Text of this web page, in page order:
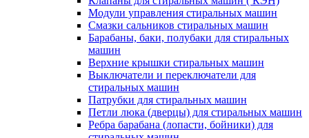
Модули управления стиральных машин
Смазки сальников стиральных машин
Барабаны, баки, полубаки для стиральных
машин
Верхние крышки стиральных машин
Выключатели и переключатели для
стиральных машин
Патрубки для стиральных машин
Петли люка (дверцы) для стиральных машин
Ребра барабана (лопасти, бойники) для